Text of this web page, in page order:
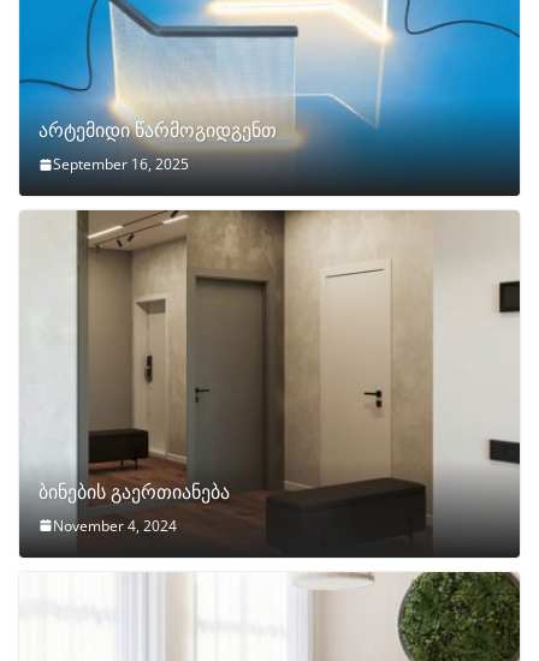
არტემიდი წარმოგიდგენთ
September 16, 2025
ბინების გაერთიანება
November 4, 2024